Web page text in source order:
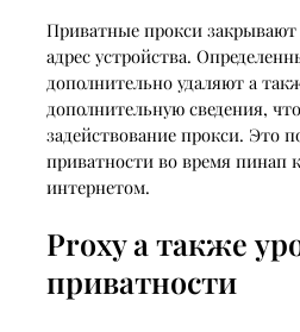
Приватные прокси закрывают
адрес устройства.
дополнительно удаляют а
дополнительную сведения,
задействование прокси. Это
приватности во время пинап
интернетом.
Proxy а также
приватности